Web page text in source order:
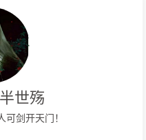
世殇
剑开天门！